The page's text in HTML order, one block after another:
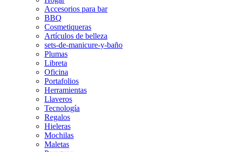
Accesorios para bar
BBQ
Cosmetiqueras
Artículos de belleza
sets-de-manicure-y-baño
Plumas
Libreta
Oficina
Portafolios
Herramientas
Llaveros
Tecnología
Regalos
Hieleras
Mochilas
Maletas